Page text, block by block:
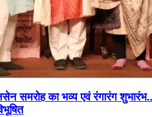
समरोह का भव्य एवं रंगारंग